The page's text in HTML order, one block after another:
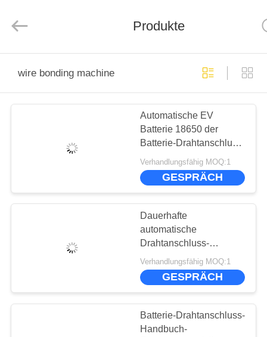
PRODUKTE
FABRIK
QUALITÄTSKONTROLLE
KONTAKT
Equipment
Co.,Ltd.
Produkte
wire bonding machine
Automatische EV
Batterie 18650 der
Batterie-Drahtanschluss-
Maschinen-26800
32650 SUPO-3741
Verhandlungsfähig MOQ:1
GESPRÄCH
Dauerhafte
automatische
Drahtanschluss-
Maschine Draht Bonder
EV Batterie-32650
Verhandlungsfähig MOQ:1
GESPRÄCH
Batterie-Drahtanschluss-
Handbuch-